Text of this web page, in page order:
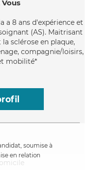
a 8 ans d'expérience et
(AS). Maitrisant
sclérose en plaque,
compagnie/loisirs,
mobilité*
soumise à
en relation